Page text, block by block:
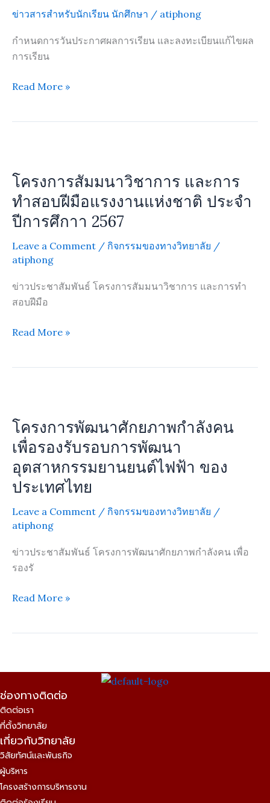
ข่าวสารสำหรับนักเรียน นักศึกษา / atiphong
กำหนดการวันประกาศผลการเรียน และลงทะเบียนแก้ไขผล
การเรียน
แก้ไข
ผล
เรียน
ปวส.2
ภาค
เรียน
ที่
2/2567
Read More »
โครงการสัมมนาวิชาการ และการ
ทำสอบฝีมือแรงงานแห่งชาติ ประจำ
ปีการศึกาา 2567
Leave a Comment / กิจกรรมของทางวิทยาลัย /
atiphong
ข่าวประชาสัมพันธ์ โครงการสัมมนาวิชาการ และการทำ
สอบฝีมือ
วิชาการ
และ
การ
ทำ
สอบ
ฝีมือ
แห่ง
ชาติ
ปี
ศึก
Read More »
โครงการพัฒนาศักยภาพกำลังคน
เพื่อรองรับรอบการพัฒนา
อุตสาหกรรมยานยนต์ไฟฟ้า ของ
ประเทศไทย
Leave a Comment / กิจกรรมของทางวิทยาลัย /
atiphong
ข่าวประชาสัมพันธ์ โครงการพัฒนาศักยภาพกำลังคน เพื่อ
รองรั
ศักยภาพ
กำลัง
คน
เพื่อ
รองรับ
การ
พัฒนา
อุตสาหกรรม
ยาน
ไฟฟ้า
Read More »
ช่องทางติดต่อ
ติดต่อเรา
ที่ตั้งวิทยาลัย
เกี่ยวกับวิทยาลัย
วิสัยทัศน์และพันธกิจ
ผู้บริหาร
โครงสร้างการบริหารงาน